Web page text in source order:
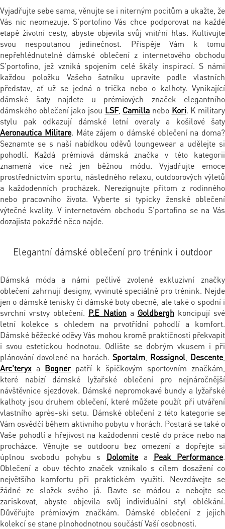
Vyjadřujte sebe sama, věnujte se i niterným pocitům a ukažte, že
Vás nic neomezuje. S'portofino Vás chce podporovat na každé
etapě životní cesty, abyste objevila svůj vnitřní hlas. Kultivujte
svou nespoutanou jedinečnost. Přispěje Vám k tomu
nepřehlédnutelné dámské oblečení z internetového obchodu
S'portofino, jež vzniká spojením celé škály inspirací. S námi
každou položku Vašeho šatníku upravíte podle vlastních
představ, ať už se jedná o trička nebo o kalhoty. Vynikající
dámské šaty najdete u prémiových značek elegantního
dámského oblečení jako jsou LSF, Camilla nebo Kori. K military
stylu pak odkazují dámské letní overaly a košilové šaty
Aeronautica Militare. Máte zájem o dámské oblečení na doma?
Seznamte se s naší nabídkou oděvů loungewear a udělejte si
pohodlí. Každá prémiová dámská značka v této kategorii
znamená více než jen běžnou módu. Vyjadřujte emoce
prostřednictvím sportu, následného relaxu, outdoorových výletů
a každodenních procházek. Nerezignujte přitom z rodinného
nebo pracovního života. Vyberte si typicky ženské oblečení
výtečné kvality. V internetovém obchodu S'portofino se na Vás
dozajista pokaždé něco najde.
Elegantní dámské oblečení pro trénink i outdoor
Dámská móda a námi pečlivě zvolené exkluzivní značky
oblečení zahrnují designy, vyvinuté speciálně pro trénink. Nejde
jen o dámské tenisky či dámské boty obecně, ale také o spodní i
svrchní vrstvy oblečení. P.E Nationa Goldberghkoncipují své
letní kolekce s ohledem na prvotřídní pohodlí a komfort.
Dámské běžecké oděvy Vás mohou kromě praktičnosti překvapit
i svou estetickou hodnotou. Odlište se dobrým vkusem i při
plánování dovolené na horách. Sportalm, Rossignol, Descente,
Arc'teryx a Bognerpatří k špičkovým sportovním značkám,
které nabízí dámské lyžařské oblečení pro nejnáročnější
návštěvnice sjezdovek. Dámské nepromokavé bundy a lyžařské
kalhoty jsou druhem oblečení, které můžete použít při utváření
vlastního après-ski setu. Dámské oblečení z této kategorie se
Vám osvědčí během aktivního pobytu v horách. Postará se také o
Vaše pohodlí a hřejivost na každodenní cestě do práce nebo na
procházce. Věnujte se outdooru bez omezení a dopřejte si
úplnou svobodu pohybu s Dolomitea Peak Performance.
Oblečení a obuv těchto značek vznikalo s cílem dosažení co
největšího komfortu při praktickém využití. Nevzdávejte se
žádné ze složek svého já. Bavte se módou a nebojte se
zariskovat, abyste objevila svůj individuální styl oblékání.
Důvěřujte prémiovým značkám. Dámské oblečení z jejich
kolekcí se stane plnohodnotnou součástí Vaší osobnosti.